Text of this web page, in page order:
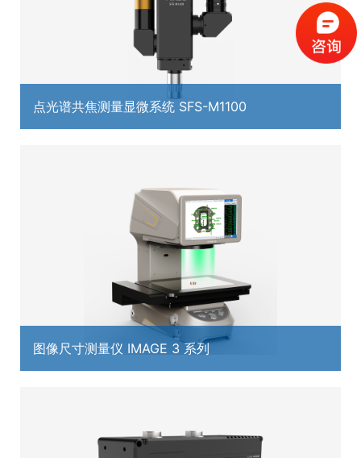
点光谱共焦测量显微系统 SFS-M1100
图像尺寸测量仪 IMAGE 3 系列